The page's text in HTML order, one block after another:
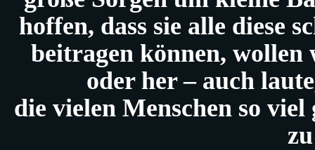
hoffen, dass sie alle diese
beitragen können,
oder her – auch
die vielen Menschen so